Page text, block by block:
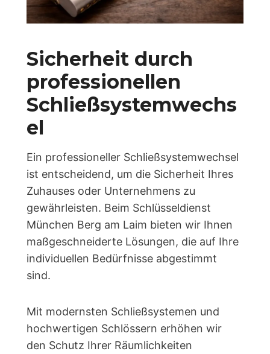
Sicherheit durch
professionellen
Schließsystemwechs
el
Ein professioneller Schließsystemwechsel
ist entscheidend, um die Sicherheit Ihres
Zuhauses oder Unternehmens zu
gewährleisten. Beim Schlüsseldienst
München Berg am Laim bieten wir Ihnen
maßgeschneiderte Lösungen, die auf Ihre
individuellen Bedürfnisse abgestimmt
sind.
Mit modernsten Schließsystemen und
hochwertigen Schlössern erhöhen wir
den Schutz Ihrer Räumlichkeiten